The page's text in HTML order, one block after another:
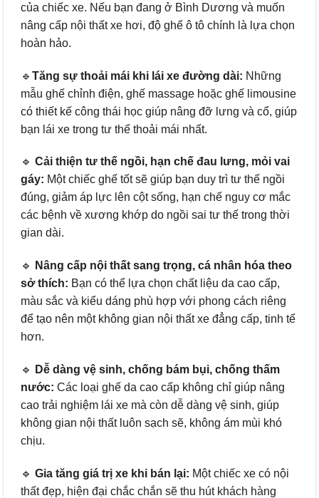
của chiếc xe. Nếu bạn đang ở Bình Dương và muốn
nâng cấp nội thất xe hơi, độ ghế ô tô chính là lựa chọn
hoàn hảo.
🔹 Tăng sự thoải mái khi lái xe đường dài: Những
mẫu ghế chỉnh điện, ghế massage hoặc ghế limousine
có thiết kế công thái học giúp nâng đỡ lưng và cổ, giúp
bạn lái xe trong tư thế thoải mái nhất.
🔹 Cải thiện tư thế ngồi, hạn chế đau lưng, mỏi vai
gáy: Một chiếc ghế tốt sẽ giúp bạn duy trì tư thế ngồi
đúng, giảm áp lực lên cột sống, hạn chế nguy cơ mắc
các bệnh về xương khớp do ngồi sai tư thế trong thời
gian dài.
🔹
Nâng cấp nội thất sang trọng, cá nhân hóa theo
sở thích: Bạn có thể lựa chọn chất liệu da cao cấp,
màu sắc và kiểu dáng phù hợp với phong cách riêng
để tạo nên một không gian nội thất xe đẳng cấp, tinh tế
hơn.
🔹
Dễ dàng vệ sinh, chống bám bụi, chống thấm
nước: Các loại ghế da cao cấp không chỉ giúp nâng
cao trải nghiệm lái xe mà còn dễ dàng vệ sinh, giúp
không gian nội thất luôn sạch sẽ, không ám mùi khó
chịu.
🔹 Gia tăng giá trị xe khi bán lại: Một chiếc xe có nội
thất đẹp, hiện đại chắc chắn sẽ thu hút khách hàng